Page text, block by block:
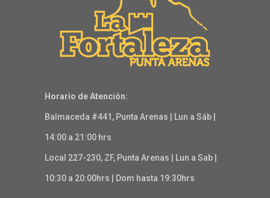
Horario de Atención:
Balmaceda #441, Punta Arenas | Lun a Sáb |
14:00 a 21:00 hrs
Local 227-230, ZF, Punta Arenas | Lun a Sab |
10:30 a 20:00hrs | Dom hasta 19:30hrs